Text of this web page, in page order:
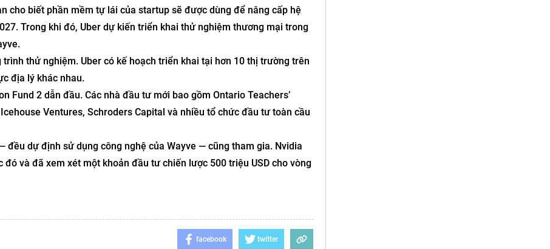
cho biết phần mềm tự lái của startup sẽ được dùng để nâng cấp hệ
Trong khi đó, Uber dự kiến triển khai thử nghiệm thương mại trong
thử nghiệm. Uber có kế hoạch triển khai tại hơn 10 thị trường trên
địa lý khác nhau.
Fund 2 dẫn đầu. Các nhà đầu tư mới bao gồm Ontario Teachers’
Ventures, Schroders Capital và nhiều tổ chức đầu tư toàn cầu
đều dự định sử dụng công nghệ của Wayve — cũng tham gia. Nvidia
và đã xem xét một khoản đầu tư chiến lược 500 triệu USD cho vòng
facebook twitter